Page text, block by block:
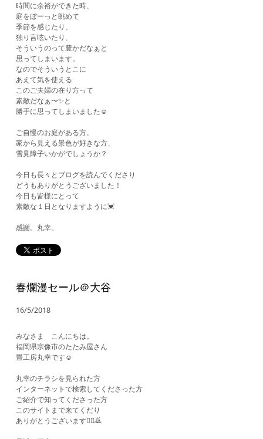
時間に余裕ができた時、
庭をぼーっと眺めて
季節を感じたり、
独り言呟いたり、
そういうのって豊かだなぁと
思ってしまいます。
なのでそういうとこに
あえて気を使える
このご夫婦の在り方って
素敵だなぁ〜✨と
​勝手に思ってしまいました☺️
ご自慢のお庭がある方、
家から見える景色が好きな方、
雪見障子いかがでしょうか？
今日も長々とブログを読んでくださり
どうもありがとうございました！
今日も皆様にとって
素敵な１日となりますように💓
感謝。丸幸。
春爛漫セール＠大谷
16/5/2018
みなさま こんにちは。
福岡県宗像市のたたみ屋さん
畳工房丸幸です☺️
丸幸のチラシを見られた方
インターネットで検索してくださった方
ご紹介で知ってくださった方
このサイトまで来てくだり
ありがとうございます🙇‍♀️🙇